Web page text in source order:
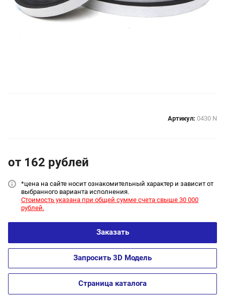
Артикул: 0430 N
от 162 рублей
*цена на сайте носит ознакомительный характер и зависит от
выбранного варианта исполнения.
Стоимость указана при общей сумме счета свыше 30 000
рублей.
Заказать
Запросить 3D Модель
Страница каталога